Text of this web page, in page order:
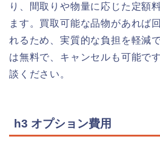
り、間取りや物量に応じた定額
ます。買取可能な品物があれば
れるため、実質的な負担を軽減
は無料で、キャンセルも可能で
談ください。
h3 オプション費用